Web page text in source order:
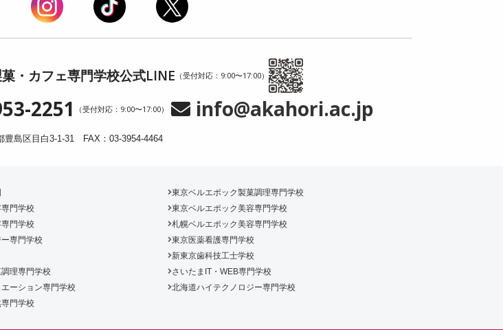
・カフェ専門学校公式LINE （受付対応：9:00〜17:00）
2251 （受付対応：9:00〜17:00） info@akahori.ac.jp
豊島区目白3-1-31 FAX：03-3954-4464
東京ベルエポック製菓調理専門学校
門学校
東京ベルエポック美容専門学校
門学校
札幌ベルエポック美容専門学校
専門学校
東京医薬看護専門学校
新東京歯科技工士学校
理専門学校
さいたまIT・WEB専門学校
ーション専門学校
北海道ハイテクノロジー専門学校
門学校